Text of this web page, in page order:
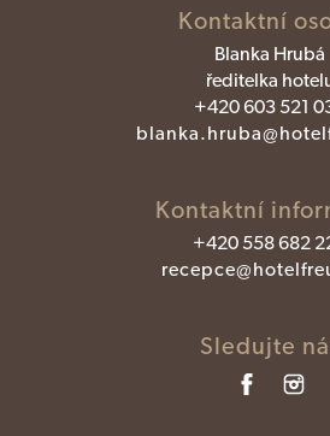
Kontaktní
Blanka Hrubá
ředitelka
+420 603 521
Kontaktní
+420 558 682
Sledujte